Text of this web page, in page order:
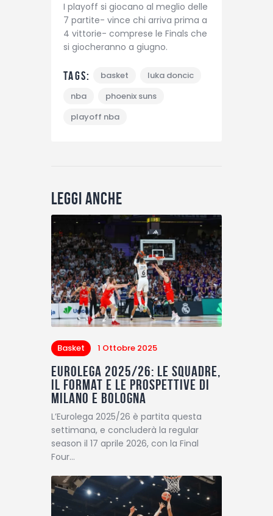
I playoff si giocano al meglio delle
7 partite- vince chi arriva prima a
4 vittorie- comprese le Finals che
si giocheranno a giugno.
Tags: basket
luka doncic
nba
phoenix suns
playoff nba
Leggi anche
Basket 1 Ottobre 2025
Eurolega 2025/26: le squadre,
il format e le prospettive di
Milano e Bologna
L’Eurolega 2025/26 è partita questa
settimana, e concluderà la regular
season il 17 aprile 2026, con la Final
Four…